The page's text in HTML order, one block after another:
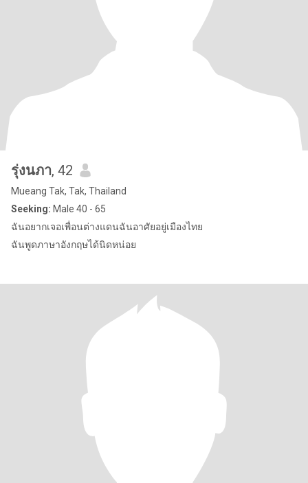
รุ่งนภา, 42
Mueang Tak, Tak, Thailand
Seeking: Male 40 - 65
ฉันอยากเจอเพื่อนต่างแดนฉันอาศัยอยู่เมืองไทย
ฉันพูดภาษาอังกฤษได้นิดหน่อย